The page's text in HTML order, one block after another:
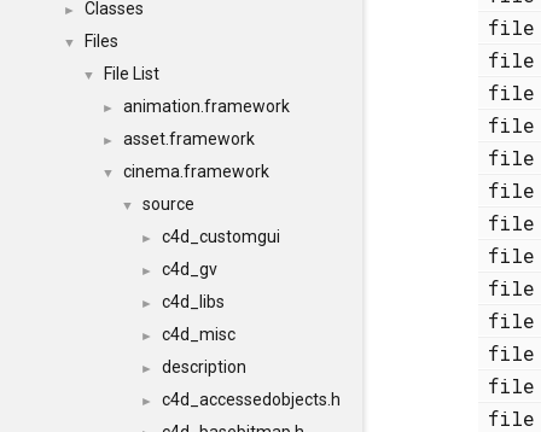
► Classes
▼ Files
▼ File List
► animation.framework
► asset.framework
▼ cinema.framework
▼ source
► c4d_customgui
► c4d_gv
► c4d_libs
► c4d_misc
► description
► c4d_accessedobjects.h